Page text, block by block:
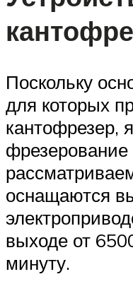
Поскольку
для которых
кантофрезер,
оснащаются
выходе от
минуту.